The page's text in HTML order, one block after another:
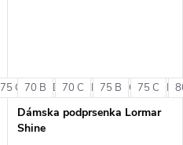
75 C 75 D 80 B 80 C 80 D
70 B 70 C 75 B 75 C
Dámska podprsenka Lormar
Shine